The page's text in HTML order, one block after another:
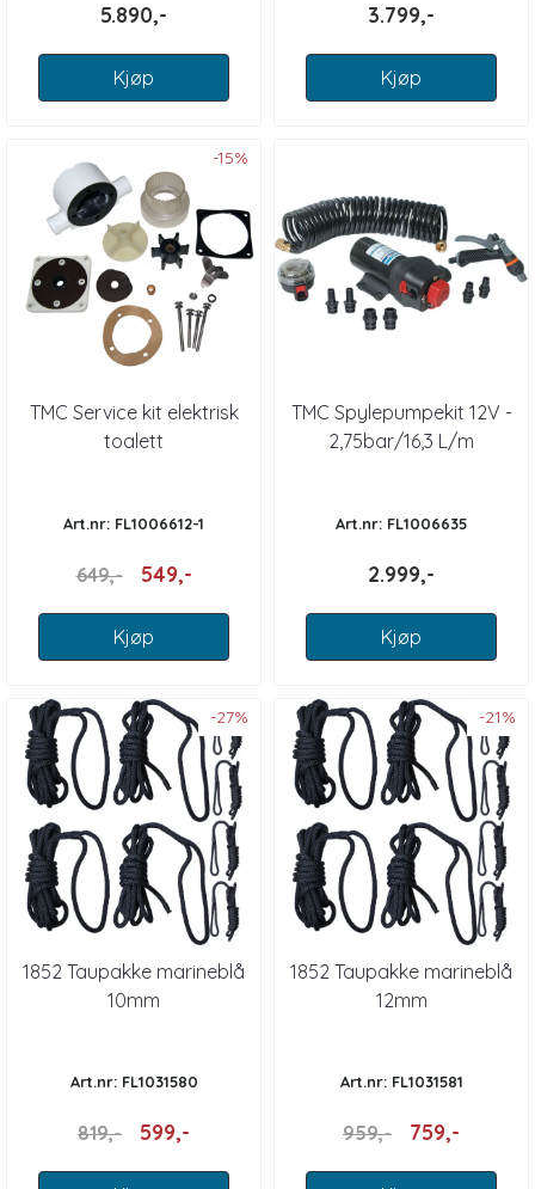
5.890,-
Kjøp
3.799,-
Kjøp
-15%
TMC Service kit elektrisk
toalett
Art.nr: FL1006612-1
649,- 549,-
Kjøp
TMC Spylepumpekit 12V -
2,75bar/16,3 L/m
Art.nr: FL1006635
2.999,-
Kjøp
-27%
1852 Taupakke marineblå
10mm
Art.nr: FL1031580
819,- 599,-
-21%
1852 Taupakke marineblå
12mm
Art.nr: FL1031581
959,- 759,-